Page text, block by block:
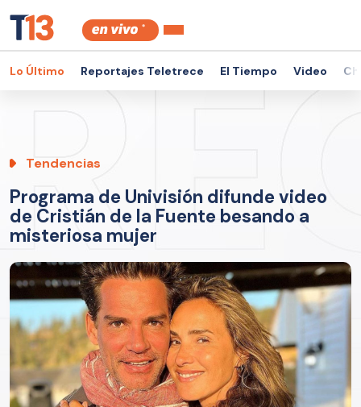
Lo Último Reportajes Teletrece El Tiempo Video
Tendencias
Programa de Univisión difunde video
de Cristián de la Fuente besando a
misteriosa mujer